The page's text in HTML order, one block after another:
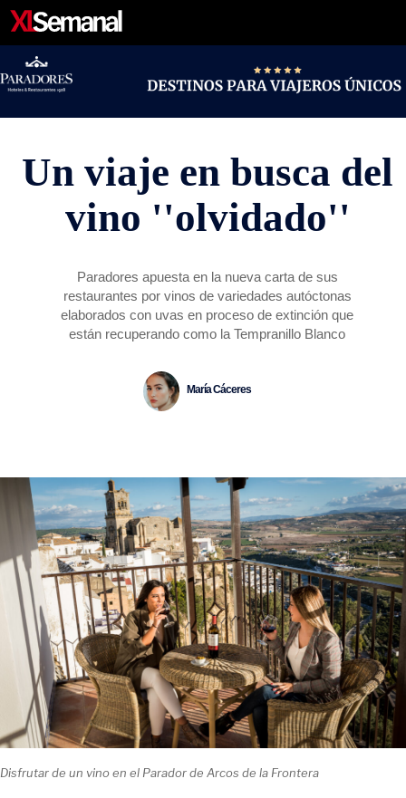
ACTUALIDAD
FIRMAS CARTAS DE LOS LECTORES VÍDEOS
Un viaje en busca del
vino ''olvidado''
Paradores apuesta en la nueva carta de sus
restaurantes por vinos de variedades autóctonas
elaborados con uvas en proceso de extinción que
están recuperando como la Tempranillo Blanco
María Cáceres
Disfrutar de un vino en el Parador de Arcos de la Frontera